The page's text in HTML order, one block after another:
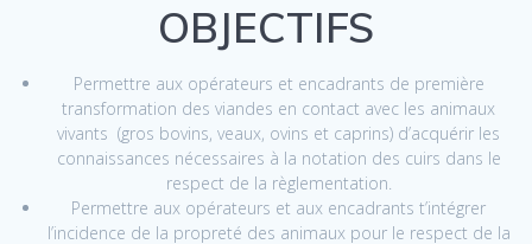
OBJECTIFS
Permettre aux opérateurs et encadrants de première
transformation des viandes en contact avec les animaux
vivants (gros bovins, veaux, ovins et caprins) d’acquérir les
connaissances nécessaires à la notation des cuirs dans le
respect de la règlementation.
Permettre aux opérateurs et aux encadrants t’intégrer
l’incidence de la propreté des animaux pour le respect de la